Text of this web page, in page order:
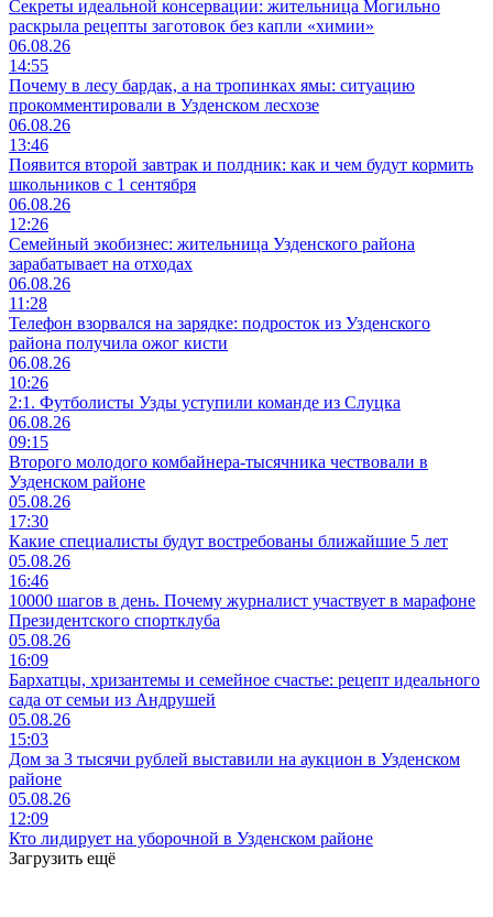
Секреты идеальной консервации: жительница Могильно
раскрыла рецепты заготовок без капли «химии»
06.08.26
14:55
Почему в лесу бардак, а на тропинках ямы: ситуацию
прокомментировали в Узденском лесхозе
06.08.26
13:46
Появится второй завтрак и полдник: как и чем будут кормить
школьников с 1 сентября
06.08.26
12:26
Семейный экобизнес: жительница Узденского района
зарабатывает на отходах
06.08.26
11:28
Телефон взорвался на зарядке: подросток из Узденского
района получила ожог кисти
06.08.26
10:26
2:1. Футболисты Узды уступили команде из Слуцка
06.08.26
09:15
Второго молодого комбайнера-тысячника чествовали в
Узденском районе
05.08.26
17:30
Какие специалисты будут востребованы ближайшие 5 лет
05.08.26
16:46
10000 шагов в день. Почему журналист участвует в марафоне
Президентского спортклуба
05.08.26
16:09
Бархатцы, хризантемы и семейное счастье: рецепт идеального
сада от семьи из Андрушей
05.08.26
15:03
Дом за 3 тысячи рублей выставили на аукцион в Узденском
районе
05.08.26
12:09
Кто лидирует на уборочной в Узденском районе
Загрузить ещё